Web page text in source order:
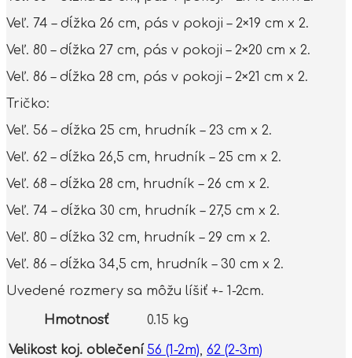
Veľ. 74 – dĺžka 26 cm, pás v pokoji – 2×19 cm x 2.
Veľ. 80 – dĺžka 27 cm, pás v pokoji – 2×20 cm x 2.
Veľ. 86 – dĺžka 28 cm, pás v pokoji – 2×21 cm x 2.
Tričko:
Veľ. 56 – dĺžka 25 cm, hrudník – 23 cm x 2.
Veľ. 62 – dĺžka 26,5 cm, hrudník – 25 cm x 2.
Veľ. 68 – dĺžka 28 cm, hrudník – 26 cm x 2.
Veľ. 74 – dĺžka 30 cm, hrudník – 27,5 cm x 2.
Veľ. 80 – dĺžka 32 cm, hrudník – 29 cm x 2.
Veľ. 86 – dĺžka 34,5 cm, hrudník – 30 cm x 2.
Uvedené rozmery sa môžu líšiť +- 1-2cm.
Hmotnosť 0.15 kg
Velikost koj. oblečení 56 (1-2m), 62 (2-3m)